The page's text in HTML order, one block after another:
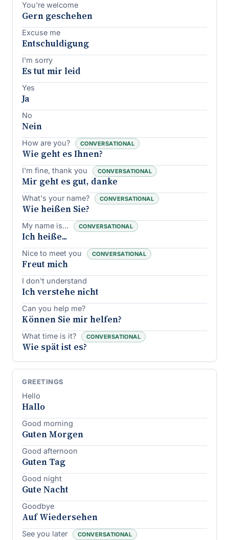
You're welcome
Gern geschehen
Excuse me
Entschuldigung
I'm sorry
Es tut mir leid
Yes
Ja
No
Nein
How are you? CONVERSATIONAL
Wie geht es Ihnen?
I'm fine, thank you CONVERSATIONAL
Mir geht es gut, danke
What's your name? CONVERSATIONAL
Wie heißen Sie?
My name is... CONVERSATIONAL
Ich heiße...
Nice to meet you CONVERSATIONAL
Freut mich
I don't understand
Ich verstehe nicht
Can you help me?
Können Sie mir helfen?
What time is it? CONVERSATIONAL
Wie spät ist es?
GREETINGS
Hello
Hallo
Good morning
Guten Morgen
Good afternoon
Guten Tag
Good night
Gute Nacht
Goodbye
Auf Wiedersehen
See you later CONVERSATIONAL